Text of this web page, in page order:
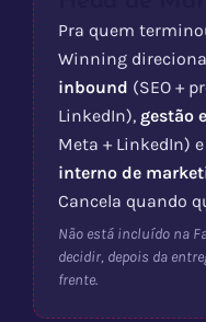
Pra quem
Winning
inbound (SEO +
LinkedIn), gestão
Meta + LinkedIn) e
interno de
Cancela quando
Não está incluído na
decidir, depois da
frente.